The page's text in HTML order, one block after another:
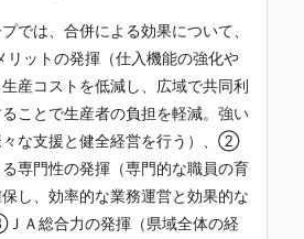
では、合併による効果について、
ットの発揮（仕入機能の強化や
産コストを低減し、広域で共同利
ことで生産者の負担を軽減。強い
々な支援と健全経営を行う）、②
専門性の発揮（専門的な職員の育
し、効率的な業務運営と効果的な
Ａ総合力の発揮（県域全体の経